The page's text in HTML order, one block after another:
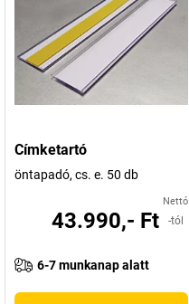
Címketartó
öntapadó, cs. e. 50 db
Nettó
43.990,- Ft -tól
6-7 munkanap alatt